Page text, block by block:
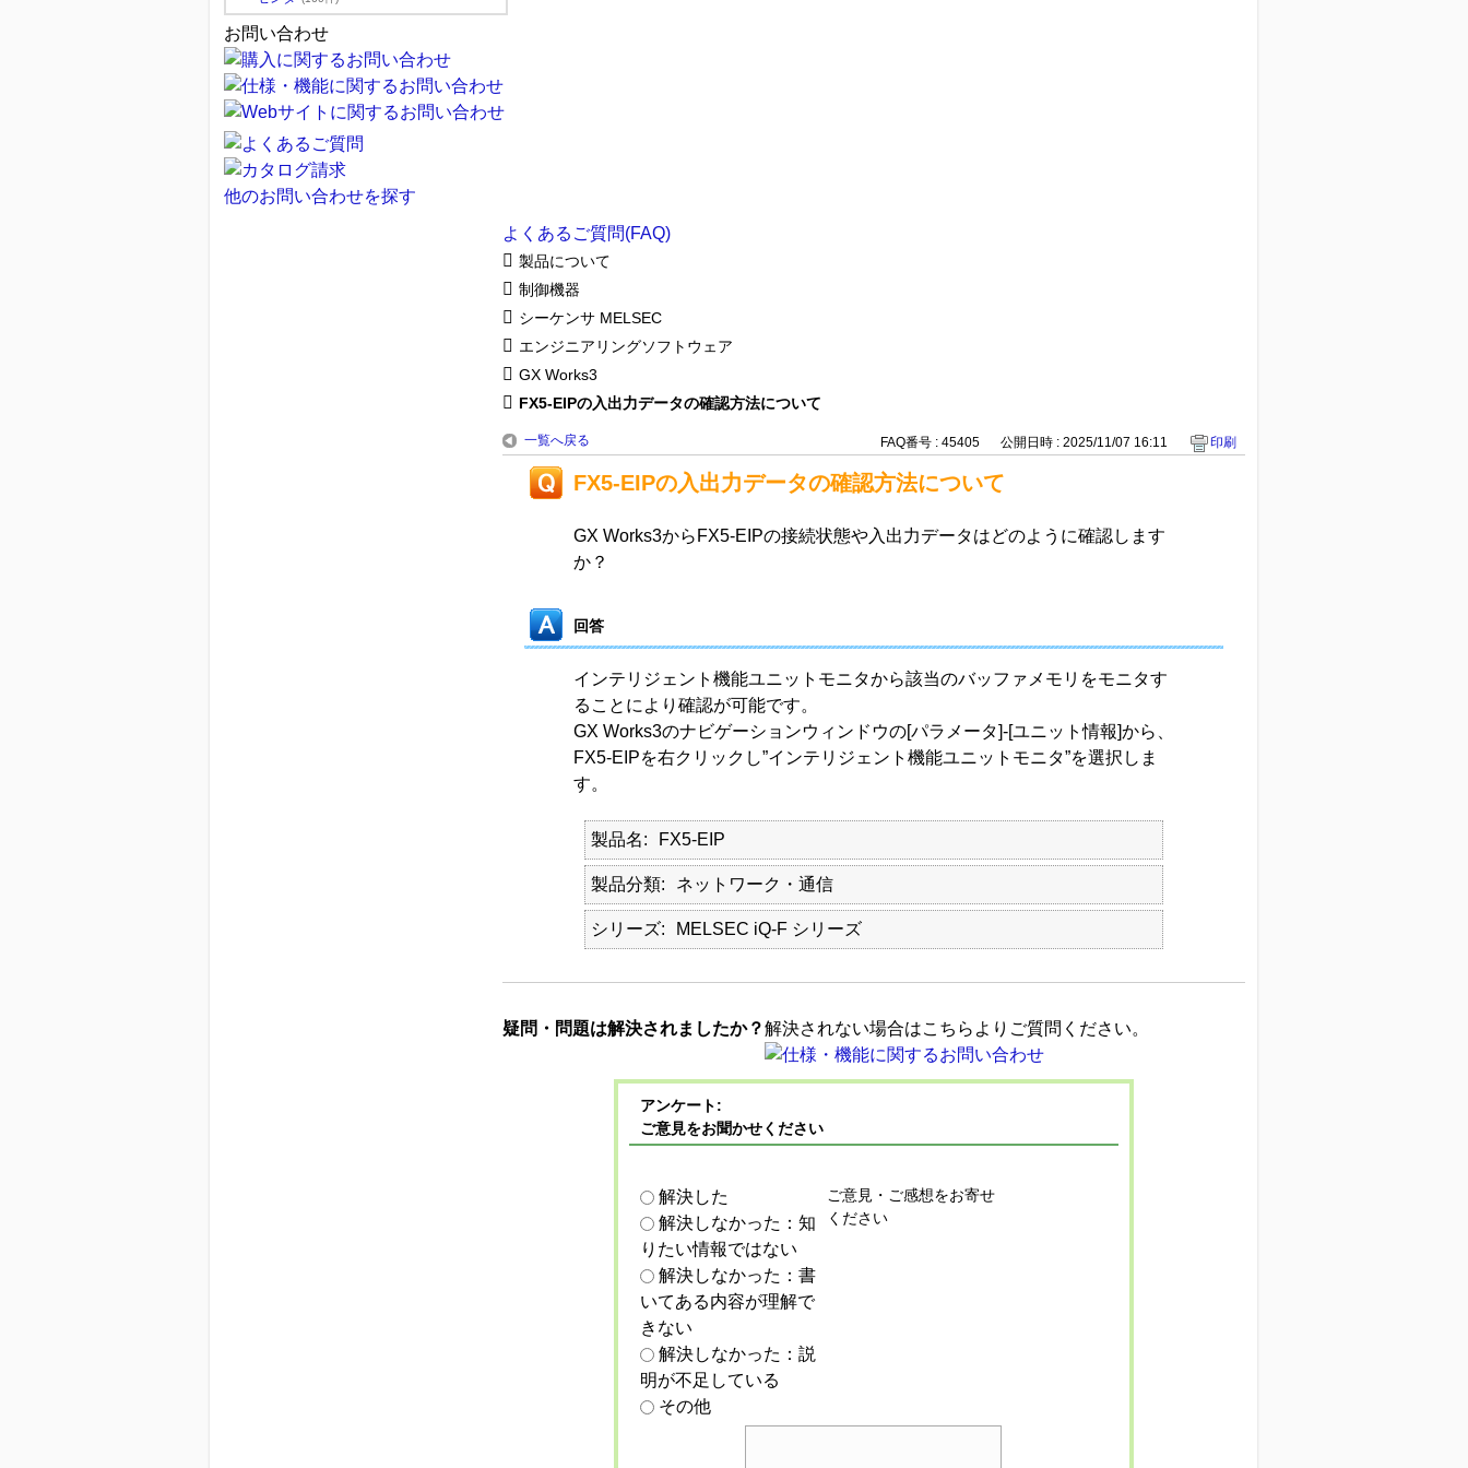
お問い合わせ
他のお問い合わせを探す
よくあるご質問(FAQ)
製品について
制御機器
シーケンサ MELSEC
エンジニアリングソフトウェア
GX Works3
FX5-EIPの入出力データの確認方法について
一覧へ戻る FAQ番号 : 45405 公開日時 : 2025/11/07 16:11 印刷
FX5-EIPの入出力データの確認方法について
GX Works3からFX5-EIPの接続状態や入出力データはどのように確認します
か？
回答
インテリジェント機能ユニットモニタから該当のバッファメモリをモニタす
ることにより確認が可能です。
GX Works3のナビゲーションウィンドウの[パラメータ]-[ユニット情報]から、
FX5-EIPを右クリックし”インテリジェント機能ユニットモニタ”を選択しま
す。
製品名 FX5-EIP
製品分類 ネットワーク・通信
シリーズ MELSEC iQ-F シリーズ
疑問・問題は解決されましたか？解決されない場合はこちらよりご質問ください。
アンケート:
ご意見をお聞かせください
解決した
解決しなかった：知
りたい情報ではない
解決しなかった：書
いてある内容が理解で
きない
解決しなかった：説
明が不足している
その他
ご意見・ご感想をお寄せ
ください